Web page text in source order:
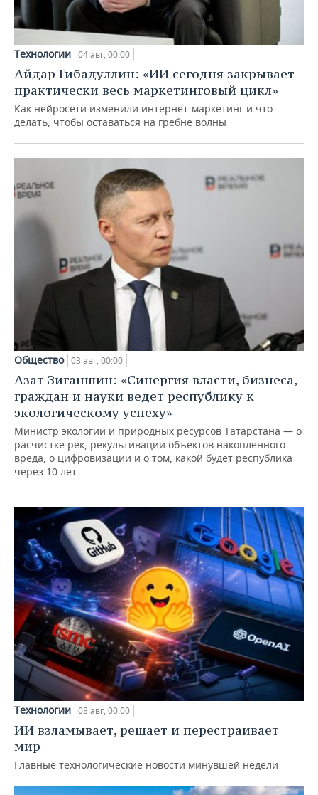
Технологии 04 авг, 00:00
Айдар Гибадуллин: «ИИ сегодня закрывает
практически весь маркетинговый цикл»
Как нейросети изменили интернет-маркетинг и что
делать, чтобы оставаться на гребне волны
Общество 03 авг, 00:00
Азат Зиганшин: «Синергия власти, бизнеса,
граждан и науки ведет республику к
экологическому успеху»
Министр экологии и природных ресурсов Татарстана — о
расчистке рек, рекультивации объектов накопленного
вреда, о цифровизации и о том, какой будет республика
через 10 лет
Технологии 08 авг, 00:00
ИИ взламывает, решает и перестраивает
мир
Главные технологические новости минувшей недели